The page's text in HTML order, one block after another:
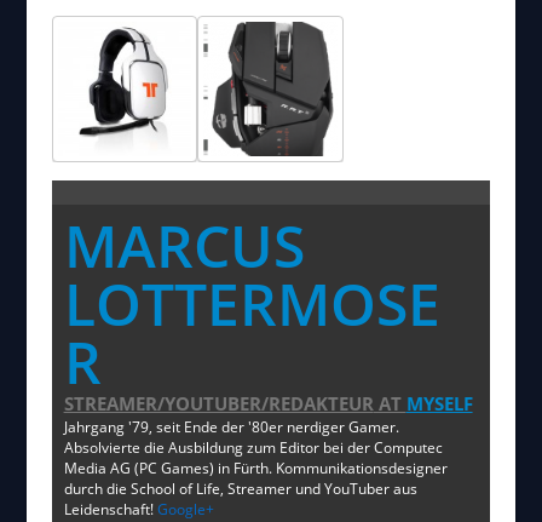
MARCUS
LOTTERMOSE
R
STREAMER/YOUTUBER/REDAKTEURAT MYSELF
Jahrgang '79, seit Ende der '80er nerdiger Gamer.
Absolvierte die Ausbildung zum Editor bei der Computec
Media AG (PC Games) in Fürth. Kommunikationsdesigner
durch die School of Life, Streamer und YouTuber aus
Leidenschaft!Google+